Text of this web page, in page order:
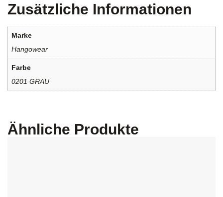
Zusätzliche Informationen
Marke
Hangowear
Farbe
0201 GRAU
Ähnliche Produkte